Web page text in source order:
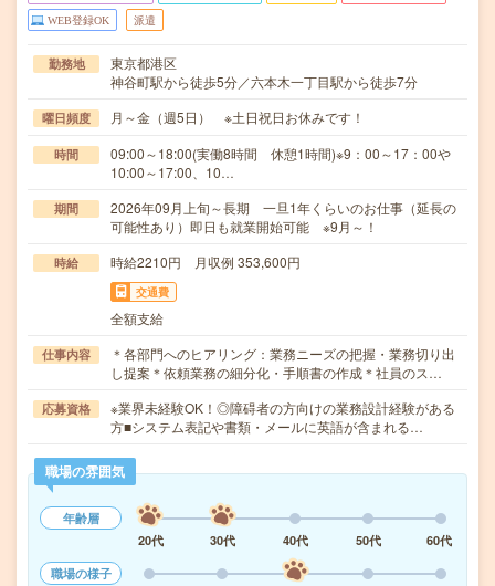
WEB登録OK 派遣
勤務地
東京都港区
神谷町駅から徒歩5分／六本木一丁目駅から徒歩7分
曜日頻度 月～金（週5日） ※土日祝日お休みです！
時間
09:00～18:00(実働8時間 休憩1時間)※9：00～17：00や
10:00～17:00、10…
期間
2026年09月上旬～長期 一旦1年くらいのお仕事（延長の
可能性あり）即日も就業開始可能 ※9月～！
時給 時給2210円 月収例 353,600円
交通費
全額支給
仕事内容
＊各部門へのヒアリング：業務ニーズの把握・業務切り出
し提案＊依頼業務の細分化・手順書の作成＊社員のス…
応募資格
※業界未経験OK！◎障碍者の方向けの業務設計経験がある
方■システム表記や書類・メールに英語が含まれる…
職場の雰囲気
年齢層
20代
30代 40代 50代
60代
職場の様子